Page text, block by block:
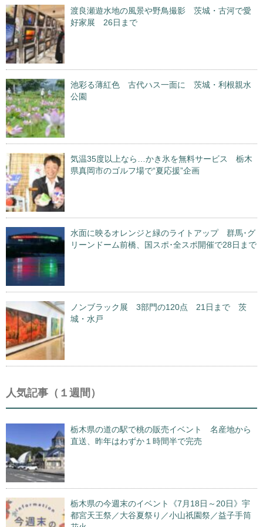
渡良瀬遊水地の風景や野鳥撮影 茨城・古河で愛
好家展 26日まで
池彩る薄紅色 古代ハス一面に 茨城・利根親水
公園
気温35度以上なら…かき氷を無料サービス 栃木
県真岡市のゴルフ場で“夏応援”企画
水面に映るオレンジと緑のライトアップ 群馬･グ
リーンドーム前橋、国スポ･全スポ開催で28日まで
ノンブラック展 3部門の120点 21日まで 茨
城・水戸
人気記事（１週間）
栃木県の道の駅で桃の販売イベント 名産地から
直送、昨年はわずか１時間半で完売
栃木県の今週末のイベント《7月18日～20日》宇
都宮天王祭／大谷夏祭り／小山祇園祭／益子手筒